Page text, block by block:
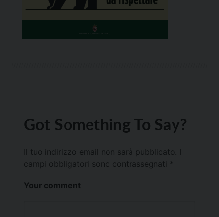
Got Something To Say?
Il tuo indirizzo email non sarà pubblicato.
campi obbligatori sono contrassegnati *
Your comment